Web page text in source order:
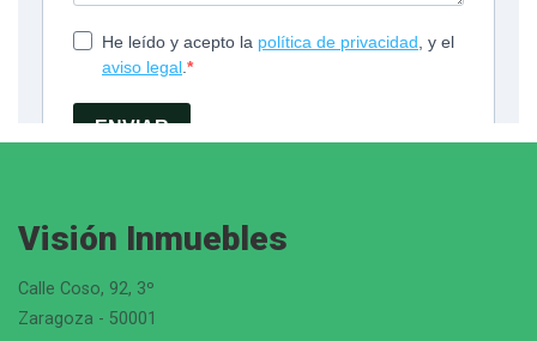
Visión Inmuebles
Calle Coso, 92, 3º
Zaragoza - 50001